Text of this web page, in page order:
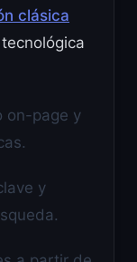
clásica
on-page y
y